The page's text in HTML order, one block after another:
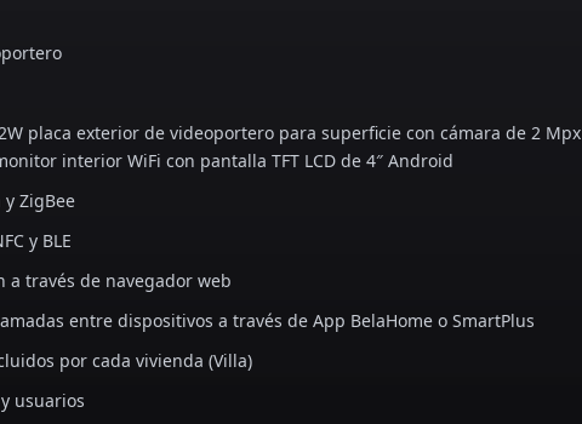
placa exterior de videoportero para superficie con cámara de 2 Mpx
interior WiFi con pantalla TFT LCD de 4″ Android
ZigBee
y BLE
a través de navegador web
entre dispositivos a través de App BelaHome o SmartPlus
por cada vivienda (Villa)
usuarios